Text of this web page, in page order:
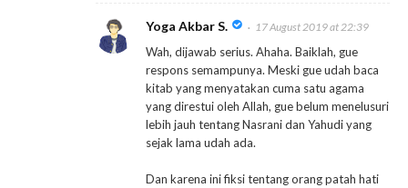
Yoga Akbar S. 17 August 2019 at 22:39
Wah, dijawab serius. Ahaha. Baiklah, gue
respons semampunya. Meski gue udah baca
kitab yang menyatakan cuma satu agama
yang direstui oleh Allah, gue belum menelusuri
lebih jauh tentang Nasrani dan Yahudi yang
sejak lama udah ada.
Dan karena ini fiksi tentang orang patah hati